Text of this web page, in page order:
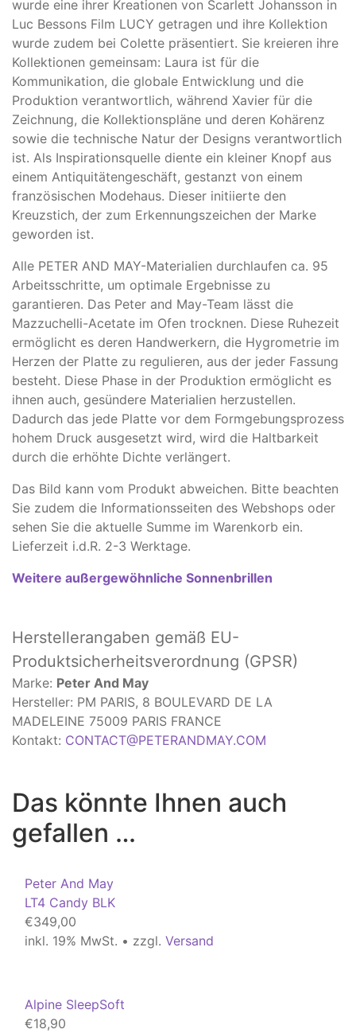
wurde eine ihrer Kreationen von Scarlett Johansson in
Luc Bessons Film LUCY getragen und ihre Kollektion
wurde zudem bei Colette präsentiert. Sie kreieren ihre
Kollektionen gemeinsam: Laura ist für die
Kommunikation, die globale Entwicklung und die
Produktion verantwortlich, während Xavier für die
Zeichnung, die Kollektionspläne und deren Kohärenz
sowie die technische Natur der Designs verantwortlich
ist. Als Inspirationsquelle diente ein kleiner Knopf aus
einem Antiquitätengeschäft, gestanzt von einem
französischen Modehaus. Dieser initiierte den
Kreuzstich, der zum Erkennungszeichen der Marke
geworden ist.
Alle PETER AND MAY-Materialien durchlaufen ca. 95
Arbeitsschritte, um optimale Ergebnisse zu
garantieren. Das Peter and May-Team lässt die
Mazzuchelli-Acetate im Ofen trocknen. Diese Ruhezeit
ermöglicht es deren Handwerkern, die Hygrometrie im
Herzen der Platte zu regulieren, aus der jeder Fassung
besteht. Diese Phase in der Produktion ermöglicht es
ihnen auch, gesündere Materialien herzustellen.
Dadurch das jede Platte vor dem Formgebungsprozess
hohem Druck ausgesetzt wird, wird die Haltbarkeit
durch die erhöhte Dichte verlängert.
Das Bild kann vom Produkt abweichen. Bitte beachten
Sie zudem die Informationsseiten des Webshops oder
sehen Sie die aktuelle Summe im Warenkorb ein.
Lieferzeit i.d.R. 2-3 Werktage.
Weitere außergewöhnliche Sonnenbrillen
Herstellerangaben gemäß EU-
Produktsicherheitsverordnung (GPSR)
Marke: Peter And May
Hersteller: PM PARIS, 8 BOULEVARD DE LA
MADELEINE 75009 PARIS FRANCE
Kontakt: CONTACT@PETERANDMAY.COM
Das könnte Ihnen auch
gefallen …
Peter And May
LT4 Candy BLK
€349,00
inkl. 19% MwSt. • zzgl. Versand
Alpine SleepSoft
€18,90